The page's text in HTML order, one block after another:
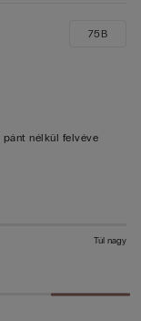
nélkül felvéve
75B
Túl nagy